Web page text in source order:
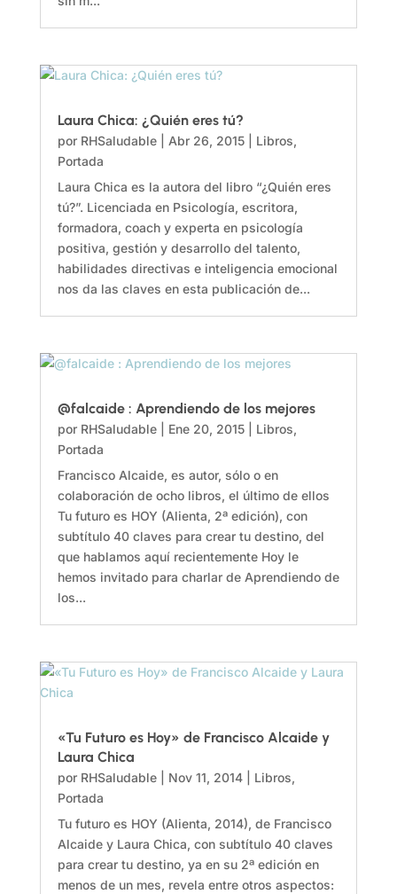
Laura Chica: ¿Quién eres tú?
por RHSaludable| Abr 26, 2015| Libros,
Portada
Laura Chica es la autora del libro “¿Quién eres
tú?”. Licenciada en Psicología, escritora,
formadora, coach y experta en psicología
positiva, gestión y desarrollo del talento,
habilidades directivas e inteligencia emocional
nos da las claves en esta publicación de...
@falcaide : Aprendiendo de los mejores
por RHSaludable| Ene 20, 2015| Libros,
Portada
Francisco Alcaide, es autor, sólo o en
colaboración de ocho libros, el último de ellos
Tu futuro es HOY (Alienta, 2ª edición), con
subtítulo 40 claves para crear tu destino, del
que hablamos aquí recientemente Hoy le
hemos invitado para charlar de Aprendiendo de
los...
«Tu Futuro es Hoy» de Francisco Alcaide y
Laura Chica
por RHSaludable| Nov 11, 2014| Libros,
Portada
Tu futuro es HOY (Alienta, 2014), de Francisco
Alcaide y Laura Chica, con subtítulo 40 claves
para crear tu destino, ya en su 2ª edición en
menos de un mes, revela entre otros aspectos: